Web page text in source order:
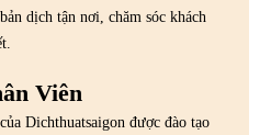
dịch tận nơi, chăm sóc khách
Viên
Dichthuatsaigon được đào tạo